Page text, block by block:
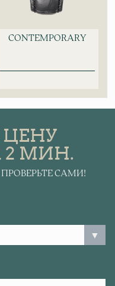
CONTEMPORARY
2 МИН.
САМИ!